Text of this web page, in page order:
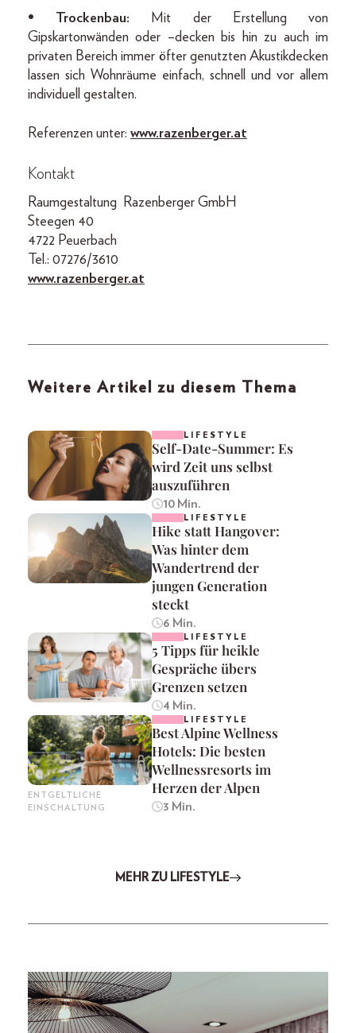
• Trockenbau:
Mit der Erstellung von
Gipskartonwänden oder –decken bis hin zu auch im
privaten Bereich immer öfter genutzten Akustikdecken
lassen sich Wohnräume einfach, schnell und vor allem
individuell gestalten.
Referenzen unter: www.razenberger.at
Kontakt
Raumgestaltung Razenberger GmbH
Steegen 40
4722 Peuerbach
Tel.: 07276/3610
www.razenberger.at
Weitere Artikel zu diesem Thema
LIFESTYLE
Self-Date-Summer: Es
wird Zeit uns selbst
auszuführen
10 Min.
LIFESTYLE
Hike statt Hangover:
Was hinter dem
Wandertrend der
jungen Generation
steckt
6 Min.
LIFESTYLE
5 Tipps für heikle
Gespräche übers
Grenzen setzen
4 Min.
ENTGELTLICHE
EINSCHALTUNG
LIFESTYLE
Best Alpine Wellness
Hotels: Die besten
Wellnessresorts im
Herzen der Alpen
3 Min.
MEHR ZU LIFESTYLE